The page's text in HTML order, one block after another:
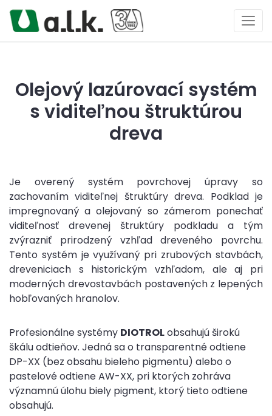
Olejový lazúrovací systém
s viditeľnou štruktúrou
dreva
Je overený systém povrchovej úpravy so
zachovaním viditeľnej štruktúry dreva. Podklad je
impregnovaný a olejovaný so zámerom ponechať
viditeľnosť drevenej štruktúry podkladu a tým
zvýrazniť prirodzený vzhľad dreveného povrchu.
Tento systém je využívaný pri zrubových stavbách,
dreveniciach s historickým vzhľadom, ale aj pri
moderných drevostavbách postavených z lepených
hobľovaných hranolov.
Profesionálne systémy DIOTROLobsahujú širokú
škálu odtieňov. Jedná sa o transparentné odtiene
DP-XX (bez obsahu bieleho pigmentu) alebo o
pastelové odtiene AW-XX, pri ktorých zohráva
významnú úlohu biely pigment, ktorý tieto odtiene
obsahujú.